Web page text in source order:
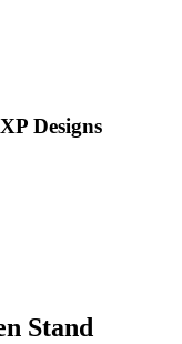
Designs
Stand